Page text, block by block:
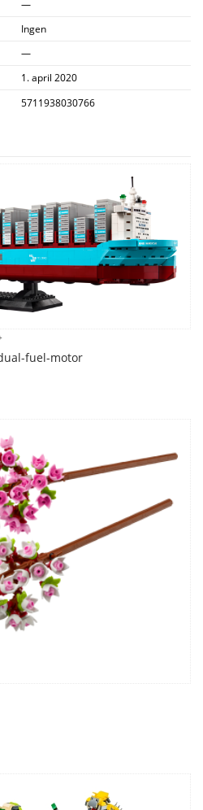
—
Ingen
—
1. april 2020
5711938030766
fuel-motor